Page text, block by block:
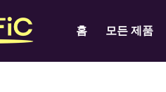
홈 모든 제품